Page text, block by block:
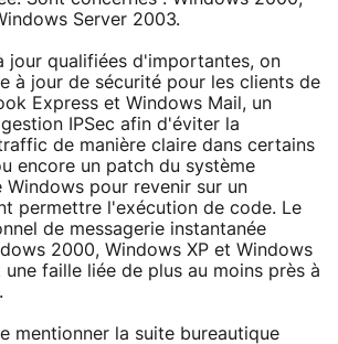
Server 2003.
jour qualifiées d'importantes, on
à jour de sécurité pour les clients de
Express et Windows Mail, un
IPSec afin d'éviter la
de manière claire dans certains
encore un patch du système
Windows pour revenir sur un
permettre l'exécution de code. Le
de messagerie instantanée
2000, Windows XP et Windows
faille liée de plus au moins près à
mentionner la suite bureautique